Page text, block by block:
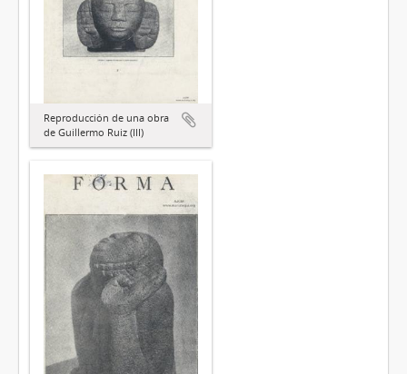
Reproducción de una obra
de Guillermo Ruiz (III)